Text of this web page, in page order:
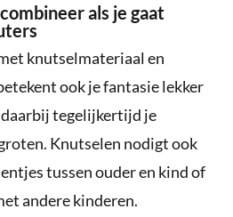
als je gaat
knutselmateriaal en
ook je fantasie lekker
daarbij tegelijkertijd je
Knutselen nodigt ook
tussen ouder en kind of
andere kinderen.